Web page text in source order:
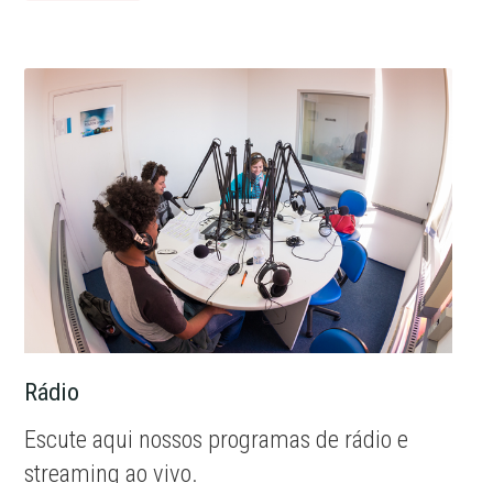
Rádio
Escute aqui nossos programas de rádio e
streaming ao vivo.